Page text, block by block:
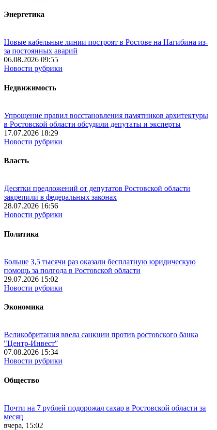
Энергетика
Новые кабельные линии построят в Ростове на Нагибина из-
за постоянных аварий
06.08.2026 09:55
Новости рубрики
Недвижимость
Упрощение правил восстановления памятников архитектуры
в Ростовской области обсудили депутаты и эксперты
17.07.2026 18:29
Новости рубрики
Власть
Десятки предложений от депутатов Ростовской области
закрепили в федеральных законах
28.07.2026 16:56
Новости рубрики
Политика
Больше 3,5 тысячи раз оказали бесплатную юридическую
помощь за полгода в Ростовской области
29.07.2026 15:02
Новости рубрики
Экономика
Великобритания ввела санкции против ростовского банка
"Центр-Инвест"
07.08.2026 15:34
Новости рубрики
Общество
Почти на 7 рублей подорожал сахар в Ростовской области за
месяц
вчера, 15:02